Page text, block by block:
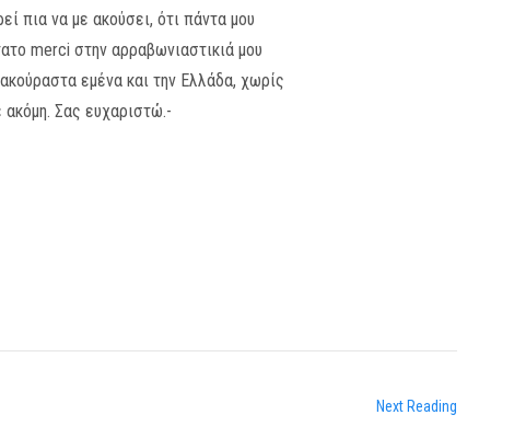
πια να με ακούσει, ότι πάντα μου
merci στην αρραβωνιαστικιά μου
εμένα και την Ελλάδα, χωρίς
ακόμη. Σας ευχαριστώ.-
Next Reading